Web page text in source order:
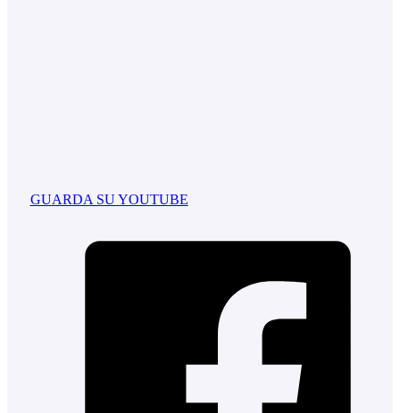
GUARDA SU YOUTUBE